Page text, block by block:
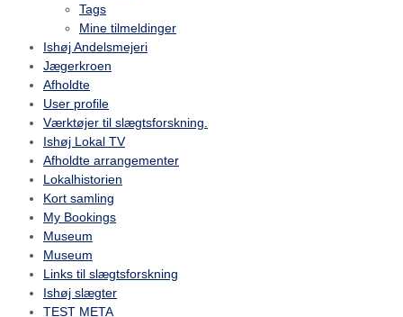
Tags
Mine tilmeldinger
Ishøj Andelsmejeri
Jægerkroen
Afholdte
User profile
Værktøjer til slægtsforskning.
Ishøj Lokal TV
Afholdte arrangementer
Lokalhistorien
Kort samling
My Bookings
Museum
Museum
Links til slægtsforskning
Ishøj slægter
TEST META